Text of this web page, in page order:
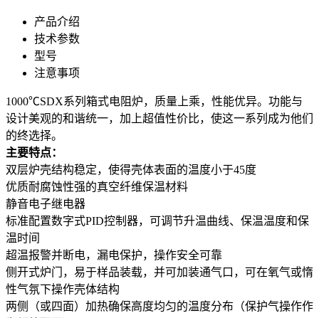
产品介绍
技术参数
型号
注意事项
1000℃SDX系列箱式电阻炉，质量上乘，性能优异。功能与
设计美观的和谐统一，加上超值性价比，使这一系列成为他们
的终选择。
主要特点：
双层炉壳结构稳定，使得壳体表面的温度小于45度
优质耐腐蚀性强的真空纤维保温材料
静音电子继电器
标准配置数字式PID控制器，可调节升温曲线、保温温度和保
温时间
超温报警并断电，漏电保护，操作安全可靠
侧开式炉门，易于样品装载，并可加装通气口，可在氧气或惰
性气氛下操作壳体结构
两侧（或四面）加热确保高度均匀的温度分布（保护气操作作